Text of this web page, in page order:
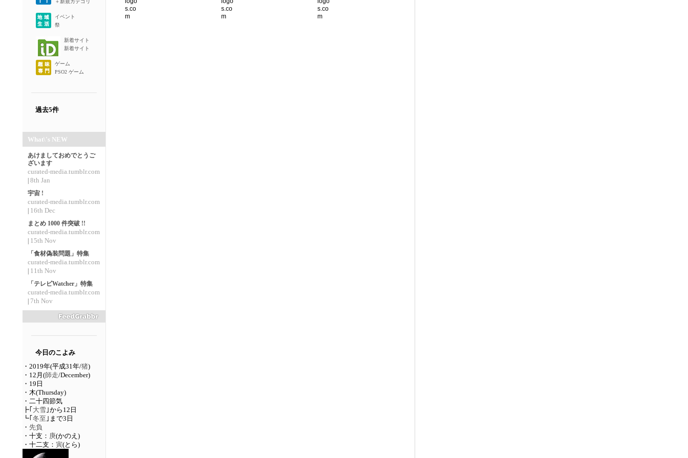
＋新規カテゴリ
イベント
祭
新着サイト
新着サイト
ゲーム
PSO2 ゲーム
過去5件
What\'s NEW
あけましておめでとうご
ざいます
curated-media.tumblr.com
8th Jan
宇宙 !
curated-media.tumblr.com
16th Dec
まとめ 1000 件突破 !!
curated-media.tumblr.com
15th Nov
「食材偽装問題」特集
curated-media.tumblr.com
11th Nov
「テレビWatcher」特集
curated-media.tumblr.com
7th Nov
今日のこよみ
・2019年(平成31年/猪)
・12月(師走/December)
・19日
・木(Thursday)
・二十四節気
┣｢ 大雪｣から12日
┗｢ 冬至 ｣まで3日
・ 先負
・十支： 庚(かのえ)
・十二支： 寅(とら)